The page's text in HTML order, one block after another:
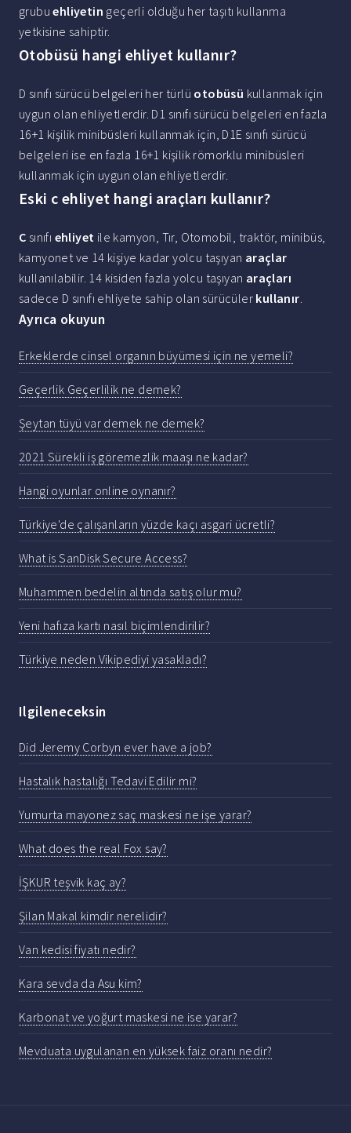
grubuehliyetin geçerli olduğu her taşıtı kullanma
yetkisine sahiptir.
Otobüsü hangi ehliyet kullanır?
D sınıfı sürücü belgeleri her türlü otobüsü kullanmak için
uygun olan ehliyetlerdir. D1 sınıfı sürücü belgeleri en fazla
16+1 kişilik minibüsleri kullanmak için, D1E sınıfı sürücü
belgeleri ise en fazla 16+1 kişilik römorklu minibüsleri
kullanmak için uygun olan ehliyetlerdir.
Eski c ehliyet hangi araçları kullanır?
C sınıfı ehliyet ile kamyon, Tır, Otomobil, traktör, minibüs,
kamyonet ve 14 kişiye kadar yolcu taşıyan araçlar
kullanılabilir. 14 kisiden fazla yolcu taşıyan araçları
sadece D sınıfı ehliyete sahip olan sürücüler kullanır.
Ayrıca okuyun
Erkeklerde cinsel organın büyümesi için ne yemeli?
Geçerlik Geçerlilik ne demek?
Şeytan tüyü var demek ne demek?
2021 Sürekli iş göremezlik maaşı ne kadar?
Hangi oyunlar online oynanır?
Türkiye'de çalışanların yüzde kaçı asgari ücretli?
What is SanDisk Secure Access?
Muhammen bedelin altında satış olur mu?
Yeni hafıza kartı nasıl biçimlendirilir?
Türkiye neden Vikipediyi yasakladı?
Ilgileneceksin
Did Jeremy Corbyn ever have a job?
Hastalık hastalığı Tedavi Edilir mi?
Yumurta mayonez saç maskesi ne işe yarar?
What does the real Fox say?
İŞKUR teşvik kaç ay?
Şilan Makal kimdir nerelidir?
Van kedisi fiyatı nedir?
Kara sevda da Asu kim?
Karbonat ve yoğurt maskesi ne ise yarar?
Mevduata uygulanan en yüksek faiz oranı nedir?